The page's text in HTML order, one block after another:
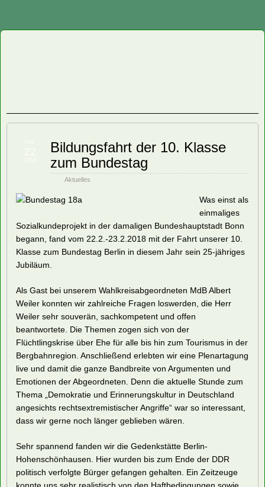
"Friedrich
Fröbel"
Oberweißbach
Bildungsfahrt der 10. Klasse
zum Bundestag
Aktuelles
22
Was einst als
einmaliges
Sozialkundeprojekt in der damaligen Bundeshauptstadt Bonn
begann, fand vom 22.2.-23.2.2018 mit der Fahrt unserer 10.
Klasse zum Bundestag Berlin in diesem Jahr sein 25-jähriges
Jubiläum.
Als Gast bei unserem Wahlkreisabgeordneten MdB Albert
Weiler konnten wir zahlreiche Fragen loswerden, die Herr
Weiler sehr souverän, sachkompetent und offen
beantwortete. Die Themen zogen sich von der
Flüchtlingskrise über Ehe für alle bis hin zum Tourismus in der
Bergbahnregion. Anschließend erlebten wir eine Plenartagung
live und damit die ganze Bandbreite von Argumenten und
Emotionen der Abgeordneten. Denn die aktuelle Stunde zum
Thema „Demokratie und Erinnerungskultur in Deutschland
angesichts rechtsextremistischer Angriffe“ war so interessant,
dass wir gerne noch länger geblieben wären.
Sehr spannend fanden wir die Gedenkstätte Berlin-
Hohenschönhausen. Hier wurden bis zum Ende der DDR
politisch verfolgte Bürger gefangen gehalten. Ein Zeitzeuge
konnte uns sehr realistisch von den Haftbedingungen sowie